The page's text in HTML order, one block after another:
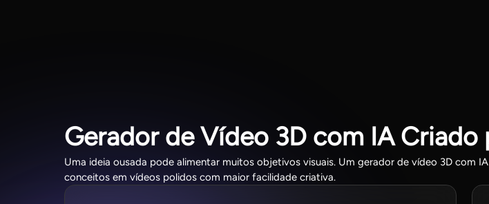
Gerador de Vídeo 3D com IA Criado
Uma ideia ousada pode alimentar muitos objetivos visuais. Um gerador de vídeo 3D com
conceitos em vídeos polidos com maior facilidade criativa.